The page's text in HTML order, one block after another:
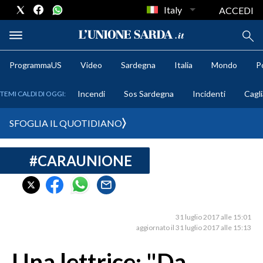
VIDEO
FOTO
CRONACA SARDEGNA
Italy ACCEDI
ProgrammaUS Video Sardegna Italia Mondo
TEMI CALDI DI OGGI: Incendi Sos Sardegna Incidenti
SFOGLIA IL QUOTIDIANO
#CARAUNIONE
31 luglio 2017 alle 15:01
aggiornato il 31 luglio 2017 alle 15:13